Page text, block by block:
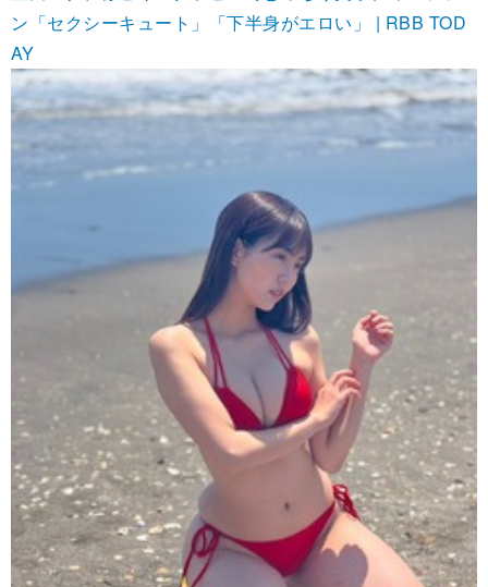
ン「セクシーキュート」「下半身がエロい」 | RBB TOD
AY